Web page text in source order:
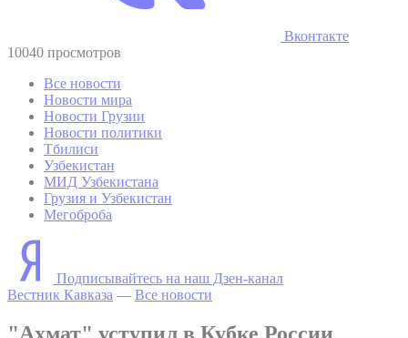
Вконтакте
10040 просмотров
Все новости
Новости мира
Новости Грузии
Новости политики
Тбилиси
Узбекистан
МИД Узбекистана
Грузия и Узбекистан
Мегоброба
Подписывайтесь на наш Дзен-канал
Вестник Кавказа — Все новости
"Ахмат" уступил в Кубке России